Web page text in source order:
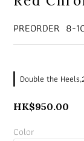
PREORDER  8-
Double the
HK$950.00
Color